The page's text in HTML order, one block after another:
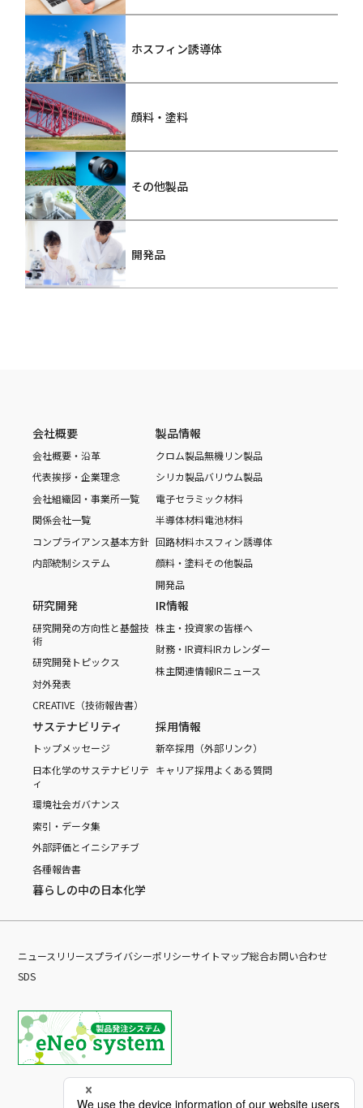
ホスフィン誘導体
顔料・塗料
その他製品
開発品
会社概要
会社概要・沿革
代表挨拶・企業理念
会社組織図・事業所一覧
関係会社一覧
コンプライアンス基本方針
内部統制システム
製品情報
クロム製品無機リン製品
シリカ製品バリウム製品
電子セラミック材料
半導体材料電池材料
回路材料ホスフィン誘導体
顔料・塗料その他製品
開発品
研究開発
研究開発の方向性と基盤技
術
研究開発トピックス
対外発表
CREATIVE（技術報告書）
IR情報
株主・投資家の皆様へ
財務・IR資料IRカレンダー
株主関連情報IRニュース
サステナビリティ
トップメッセージ
日本化学のサステナビリテ
ィ
環境社会ガバナンス
索引・データ集
外部評価とイニシアチブ
各種報告書
採用情報
新卒採用（外部リンク）
キャリア採用よくある質問
暮らしの中の日本化学
ニュースリリースプライバシーポリシーサイトマップ総合お問い合わせ
SDS